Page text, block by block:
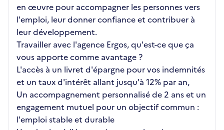
en œuvre pour accompagner les personnes vers
l'emploi, leur donner confiance et contribuer à
leur développement.
Travailler avec l'agence Ergos, qu'est-ce que ça
vous apporte comme avantage ?
L'accès à un livret d'épargne pour vos indemnités
et un taux d'intérêt allant jusqu'à 12% par an,
Un accompagnement personnalisé de 2 ans et un
engagement mutuel pour un objectif commun :
l'emploi stable et durable